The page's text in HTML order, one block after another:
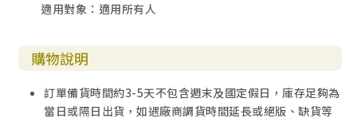
適用對象：適用所有人
購物說明
訂單備貨時間約3-5天不包含週末及國定假日，庫存足夠為
當日或隔日出貨，如遇廠商調貨時間延長或絕版、缺貨等